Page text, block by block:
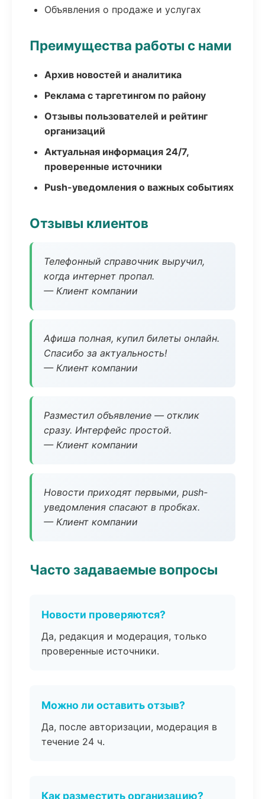
Объявления о продаже и услугах
Преимущества работы с нами
Архив новостей и аналитика
Реклама с таргетингом по району
Отзывы пользователей и рейтинг
организаций
Актуальная информация 24/7,
проверенные источники
Push-уведомления о важных событиях
Отзывы клиентов
Телефонный справочник выручил,
когда интернет пропал.
— Клиент компании
Афиша полная, купил билеты онлайн.
Спасибо за актуальность!
— Клиент компании
Разместил объявление — отклик
сразу. Интерфейс простой.
— Клиент компании
Новости приходят первыми, push-
уведомления спасают в пробках.
— Клиент компании
Часто задаваемые вопросы
Новости проверяются?
Да, редакция и модерация, только
проверенные источники.
Можно ли оставить отзыв?
Да, после авторизации, модерация в
течение 24 ч.
Как разместить организацию?